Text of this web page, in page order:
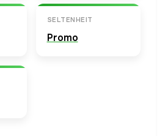
SELTENHEIT
Promo